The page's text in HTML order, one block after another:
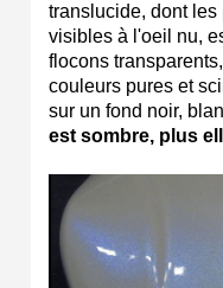
translucide, dont
visibles à l'oeil nu,
flocons
couleurs pures et
sur un fond noir,
est sombre, plus